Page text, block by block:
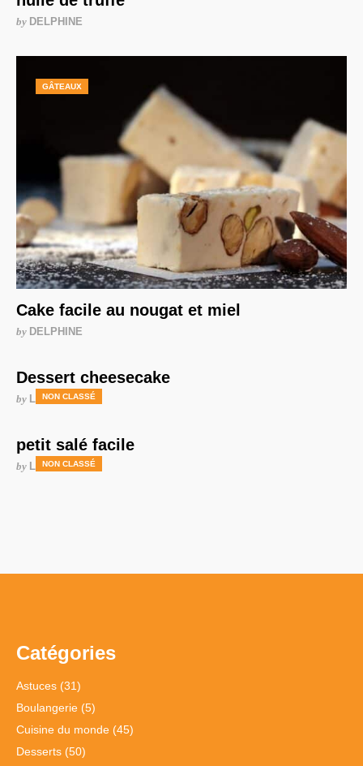
by DELPHINE
GÂTEAUX
Cake facile au nougat et miel
by DELPHINE
NON CLASSÉ
Dessert cheesecake
by LAURENCE
NON CLASSÉ
petit salé facile
by LAURENCE
Catégories
Astuces (31)
Boulangerie (5)
Cuisine du monde (45)
Desserts (50)